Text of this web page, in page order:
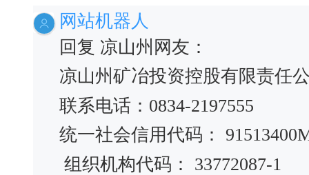
网站机器人
回复 凉山州网友：
凉山州矿冶投资控股有限责任
联系电话：0834-2197555
统一社会信用代码：
组织机构代码： 33772087-1